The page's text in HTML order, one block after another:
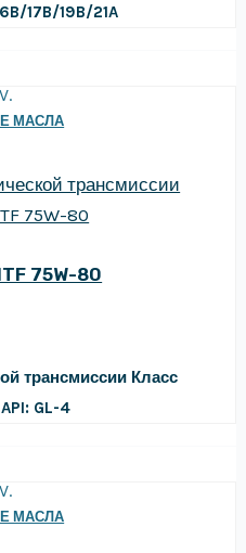
17B/19B/21A
МАСЛА
75W-80
трансмиссии Класс
API: GL-4
МАСЛА